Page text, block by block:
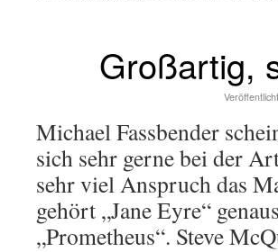
Großartig,
Michael Fassbender
sich sehr gerne bei der
sehr viel Anspruch das
gehört „Jane Eyre“
„Prometheus“. Steve